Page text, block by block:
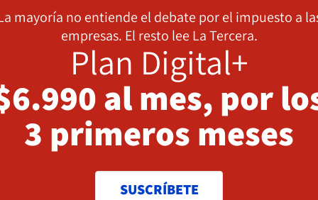
mayoría no entiende el debate por el impuesto a
empresas. El resto lee La Tercera.
Plan Digital+
al mes, por
3 primeros meses
SUSCRÍBETE